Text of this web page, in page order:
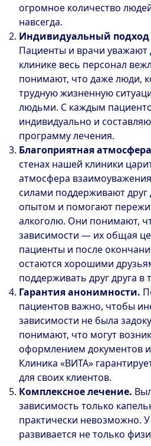
огромное количество
навсегда.
Индивидуальный
Пациенты и врачи уважают
клинике весь персонал
понимают, что даже люди,
трудную жизненную
людьми. С каждым
индивидуально и
программу лечения.
Благоприятная
стенах нашей клиники
атмосфера
силами поддерживают друг
опытом и помогают
алкоголю. Они понимают,
зависимости — их общая
пациенты и после
остаются хорошими
поддерживать друг друга
Гарантия анонимности.
пациентов важно, чтобы
зависимости не была
понимают, что могут
оформлением документов
Клиника «ВИТА»
для своих клиентов.
Комплексное лечение.
зависимость только
практически невозможно.
развивается не только